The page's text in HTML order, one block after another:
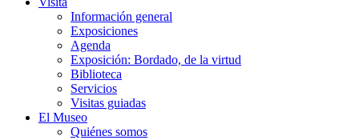
Información general
Exposiciones
Agenda
Exposición: Bordado, de la virtud
Biblioteca
Servicios
Visitas guiadas
El Museo
Quiénes somos